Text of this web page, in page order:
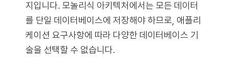
지입니다. 모놀리식 아키텍처에서는 모든 데이터
를 단일 데이터베이스에 저장해야 하므로, 애플리
케이션 요구사항에 따라 다양한 데이터베이스 기
술을 선택할 수 없습니다.